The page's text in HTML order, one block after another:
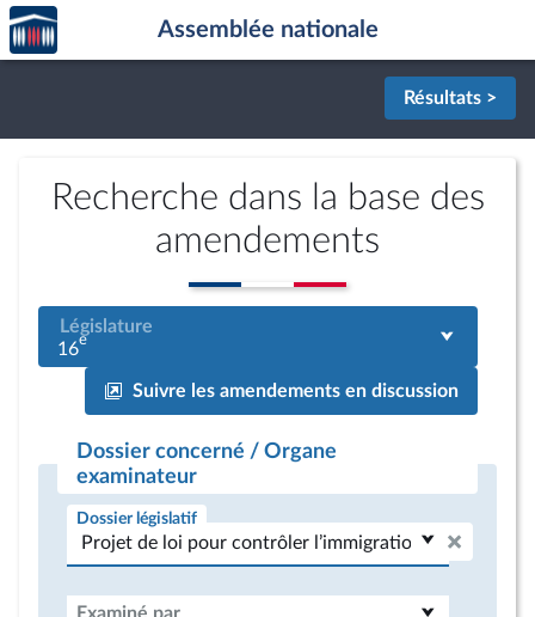
Aller au contenu
Aller en bas de la page
Accèder
à la
page
Assemblée nationale
Résultats >
Recherche dans la base des
amendements
Législature
16e
Suivre les amendements en discussion
Dossier concerné / Organe
examinateur
Dossier législatif